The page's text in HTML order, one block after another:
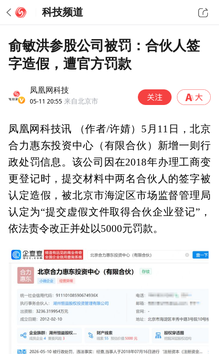
科技频道
俞敏洪参股公司被罚：合伙人签
字造假，遭官方罚款
凤凰网科技
05-11 20:55 来自北京市
凤凰网科技讯 （作者/许婧）5月11日，北京
合力惠东投资中心（有限合伙）新增一则行
政处罚信息。该公司因在2018年办理工商变
更登记时，提交材料中两名合伙人的签字被
认定造假，被北京市海淀区市场监督管理局
认定为“提交虚假文件取得合伙企业登记”，
依法责令改正并处以5000元罚款。